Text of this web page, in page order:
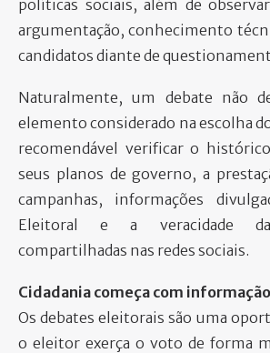
políticas sociais, além de
argumentação, conhecimento
candidatos diante de
Naturalmente, um debate não
elemento considerado na escolha
recomendável verificar o
seus planos de governo, a
campanhas, informações
Eleitoral e a veracidade
compartilhadas nas redes sociais.
Cidadania começa com informação
Os debates eleitorais são uma
o eleitor exerça o voto de forma